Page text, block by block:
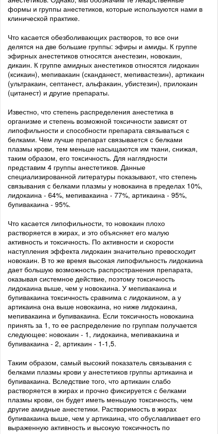
формы и группы анестетиков, которые используются нами в
клинической практике.
Что касается обезболивающих растворов, то все они
делятся на две большие группы: эфиры и амиды. К группе
эфирных анестетиков относятся анестезин, новокаин,
дикаин. К группе амидных анестетиков относятся лидокаин
(ксикаин), мепивакаин (сканданест, мепивастезин), артикаин
(ультракаин, септанест, альфакаин, убистезин), прилокаин
(цитанест) и другие препараты.
Известно, что степень распределения анестетика в
организме и степень возможной токсичности зависят от
липофильности и способности препарата связываться с
белками. Чем лучше препарат связывается с белками
плазмы крови, тем меньше насыщаются им ткани, снижая,
таким образом, его токсичность. Для наглядности
представим 4 группы анестетиков. Данные
специализированной литературы показывают, что степень
связывания с белками плазмы у новокаина в пределах 10%,
лидокаина - 64%, мепивакаина - 77%, артикаина - 95%,
бупивакаина - 95%.
Что касается липофильности, то новокаин плохо
растворяется в жирах, и это объясняет его малую
активность и токсичность. По активности и скорости
наступления эффекта лидокаин значительно превосходит
новокаин. В то же время высокая липофильность лидокаина
дает большую возможность распространения препарата,
оказывая системное действие, поэтому токсичность
лидокаина выше, чем у новокаина. У мепивакаина и
бупивакаина токсичность сравнима с лидокаином, а у
артикаина она выше новокаина, но ниже лидокаина,
мепивакаина и бупивакаина. Если токсичность новокаина
принять за 1, то ее распределение по группам получается
следующее: новокаин - 1, лидокаина, мепивакаина и
бупивакаина - 2, артикаин - 1-1,5.
Таким образом, самый высокий показатель связывания с
белками плазмы крови у анестетиков группы артикаина и
бупивакаина. Вследствие того, что артикаин слабо
растворяется в жирах и прочно фиксируется с белками
плазмы крови, он будет иметь меньшую токсичность, чем
другие амидные анестетики. Растворимость в жирах
бупивакаина выше, чем у артикаина, что обуславливает его
выраженную активность и высокую токсичность по